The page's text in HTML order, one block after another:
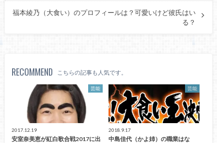
福本綾乃（大食い）のプロフィールは？可愛いけど彼氏はい
る？
RECOMMEND こちらの記事も人気です。
芸能
2017.12.19
安室奈美恵が紅白歌合戦2017に出
芸能
2018.9.17
中島佳代（かよ姉）の職業はな